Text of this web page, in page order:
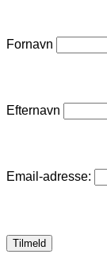
Fornavn
Efternavn
Email-adresse: